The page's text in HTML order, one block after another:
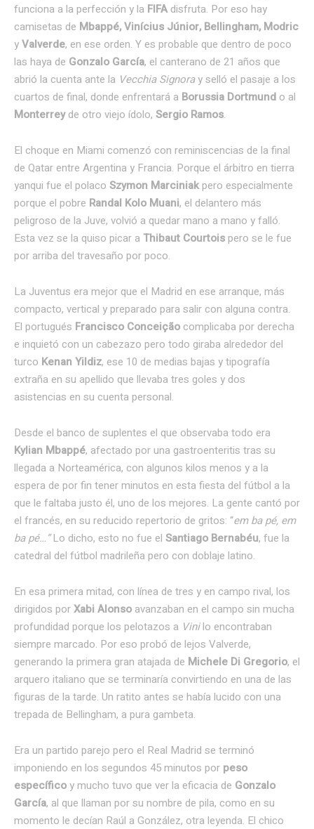
funciona a la perfección y la FIFAdisfruta. Por eso hay
camisetas de Mbappé, Vinícius Júnior, Bellingham, Modric
yValverde, en ese orden. Y es probable que dentro de poco
las haya de Gonzalo García, el canterano de 21 años que
abrió la cuenta ante la Vecchia Signoray selló el pasaje a los
cuartos de final, donde enfrentará a Borussia Dortmund o al
Monterreyde otro viejo ídolo, Sergio Ramos.
El choque en Miami comenzó con reminiscencias de la final
de Qatar entre Argentina y Francia. Porque el árbitro en tierra
yanqui fue el polaco Szymon Marciniakpero especialmente
porque el pobre Randal Kolo Muani, el delantero más
peligroso de la Juve, volvió a quedar mano a mano y falló.
Esta vez se la quiso picar a Thibaut Courtois pero se le fue
por arriba del travesaño por poco.
La Juventus era mejor que el Madrid en ese arranque, más
compacto, vertical y preparado para salir con alguna contra.
El portugués Francisco Conceição complicaba por derecha
e inquietó con un cabezazo pero todo giraba alrededor del
turco Kenan Yildiz, ese 10 de medias bajas y tipografía
extraña en su apellido que llevaba tres goles y dos
asistencias en su cuenta personal.
Desde el banco de suplentes el que observaba todo era
Kylian Mbappé, afectado por una gastroenteritis tras su
llegada a Norteamérica, con algunos kilos menos y a la
espera de por fin tener minutos en esta fiesta del fútbol a la
que le faltaba justo él, uno de los mejores. La gente cantó por
el francés, en su reducido repertorio de gritos: “em ba pé, em
ba pé…”Lo dicho, esto no fue el Santiago Bernabéu, fue la
catedral del fútbol madrileña pero con doblaje latino.
En esa primera mitad, con línea de tres y en campo rival, los
dirigidos porXabi Alonso avanzaban en el campo sin mucha
profundidad porque los pelotazos a Vinilo encontraban
siempre marcado. Por eso probó de lejos Valverde,
generando la primera gran atajada de Michele Di Gregorio, el
arquero italiano que se terminaría convirtiendo en una de las
figuras de la tarde. Un ratito antes se había lucido con una
trepada de Bellingham, a pura gambeta.
Era un partido parejo pero el Real Madrid se terminó
imponiendo en los segundos 45 minutos por peso
específicoy mucho tuvo que ver la eficacia de Gonzalo
García, al que llaman por su nombre de pila, como en su
momento le decían Raúl a González, otra leyenda. El chico